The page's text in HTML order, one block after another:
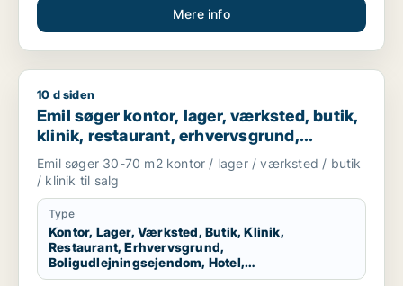
Mere info
Emil søger kontor, lager, værksted, butik, klinik, restaurant,
10 d siden
Emil søger kontor, lager, værksted, butik,
klinik, restaurant, erhvervsgrund,
boligudlejningsejendom, hotel,
produktionslokaler eller garage til salg i
København K, Vesterbro eller
Frederiksberg m.fl.
Emil søger 30-70 m2 kontor / lager / værksted / butik
/ klinik til salg
Type
Kontor, Lager, Værksted, Butik, Klinik,
Restaurant, Erhvervsgrund,
Boligudlejningsejendom, Hotel,
Produktionslokaler, Garage